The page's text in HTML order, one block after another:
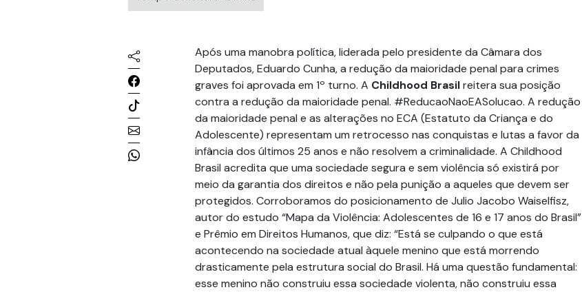
Após uma manobra política, liderada pelo presidente da Câmara dos
Deputados, Eduardo Cunha, a redução da maioridade penal para crimes
graves foi aprovada em 1º turno. A Childhood Brasilreitera sua posição
contra a redução da maioridade penal. #ReducaoNaoEASolucao. A redução
da maioridade penal e as alterações no ECA (Estatuto da Criança e do
Adolescente) representam um retrocesso nas conquistas e lutas a favor da
infância dos últimos 25 anos e não resolvem a criminalidade. A Childhood
Brasil acredita que uma sociedade segura e sem violência só existirá por
meio da garantia dos direitos e não pela punição a aqueles que devem ser
protegidos. Corroboramos do posicionamento de Julio Jacobo Waiselfisz,
autor do estudo “Mapa da Violência: Adolescentes de 16 e 17 anos do Brasil”
e Prêmio em Direitos Humanos, que diz: “Está se culpando o que está
acontecendo na sociedade atual àquele menino que está morrendo
drasticamente pela estrutura social do Brasil. Há uma questão fundamental:
esse menino não construiu essa sociedade violenta, não construiu essa